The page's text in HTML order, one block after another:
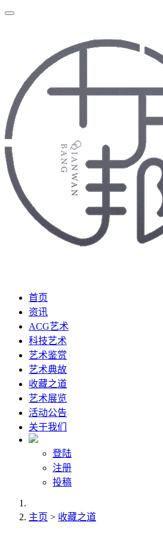
首页
资讯
ACG艺术
科技艺术
艺术鉴赏
艺术典故
收藏之道
艺术展览
活动公告
关于我们
登陆
注册
投稿
主页 > 收藏之道